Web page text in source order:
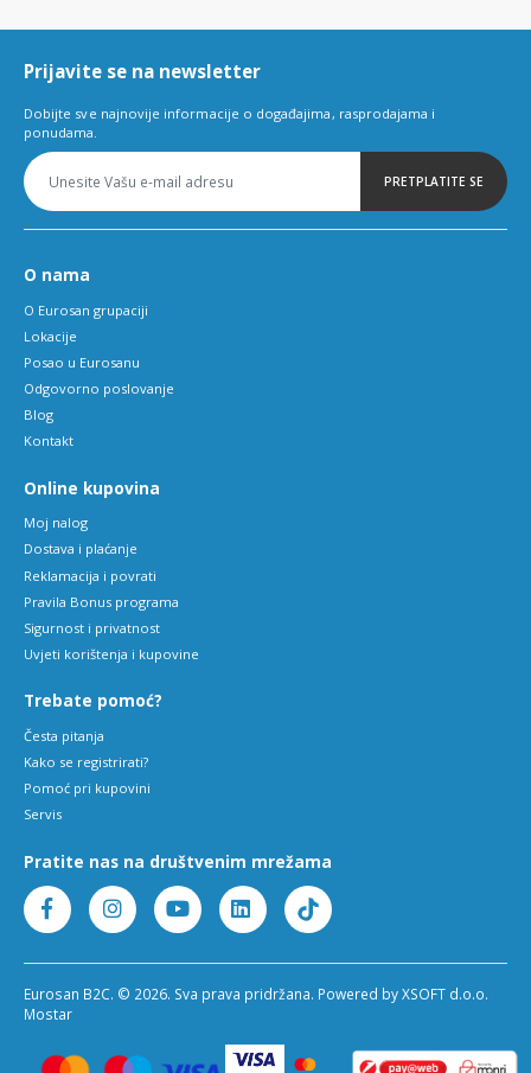
6
Prijavite se na newsletter
Dobijte sve najnovije informacije o događajima, rasprodajama i
ponudama.
PRETPLATITE SE
O nama
O Eurosan grupaciji
Lokacije
Posao u Eurosanu
Odgovorno poslovanje
Blog
Kontakt
Online kupovina
Moj nalog
Dostava i plaćanje
Reklamacija i povrati
Pravila Bonus programa
Sigurnost i privatnost
Uvjeti korištenja i kupovine
Trebate pomoć?
Česta pitanja
Kako se registrirati?
Pomoć pri kupovini
Servis
Pratite nas na društvenim mrežama
Eurosan B2C. © 2026. Sva prava pridržana. Powered by XSOFT d.o.o.
Mostar